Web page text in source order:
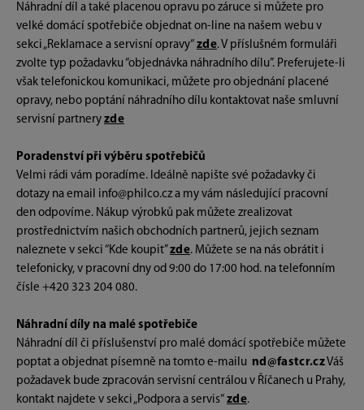
Náhradní díl a také placenou opravu po záruce si můžete pro
velké domácí spotřebiče objednat on-line na našem webu v
sekci „Reklamace a servisní opravy“ zde. V příslušném formuláři
zvolte typ požadavku “objednávka náhradního dílu”. Preferujete-li
však telefonickou komunikaci, můžete pro objednání placené
opravy, nebo poptání náhradního dílu kontaktovat naše smluvní
servisní partnery zde
Poradenství při výběru spotřebičů
Velmi rádi vám poradíme. Ideálně napište své požadavky či
dotazy na email info@philco.cz a my vám následující pracovní
den odpovíme. Nákup výrobků pak můžete zrealizovat
prostřednictvím našich obchodních partnerů, jejich seznam
naleznete v sekci “Kde koupit”zde. Můžete se na nás obrátit i
telefonicky, v pracovní dny od 9:00 do 17:00 hod. na telefonním
čísle +420 323 204 080.
Náhradní díly na malé spotřebiče
Náhradní díl či příslušenství pro malé domácí spotřebiče můžete
poptat a objednat písemně na tomto e-mailu nd@fastcr.czVáš
požadavek bude zpracován servisní centrálou v Říčanech u Prahy,
kontakt najdete v sekci „Podpora a servis“ zde.